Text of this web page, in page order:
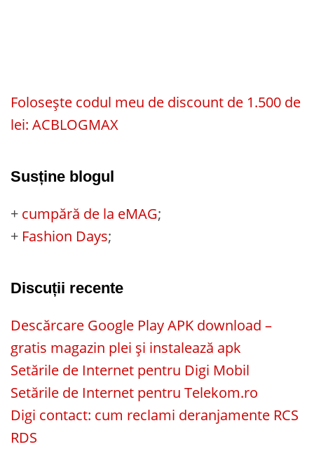
Folosește codul meu de discount de 1.500 de
lei: ACBLOGMAX
Susține blogul
+ cumpără de la eMAG;
+ Fashion Days;
Discuții recente
Descărcare Google Play APK download –
gratis magazin plei și instalează apk
Setările de Internet pentru Digi Mobil
Setările de Internet pentru Telekom.ro
Digi contact: cum reclami deranjamente RCS
RDS